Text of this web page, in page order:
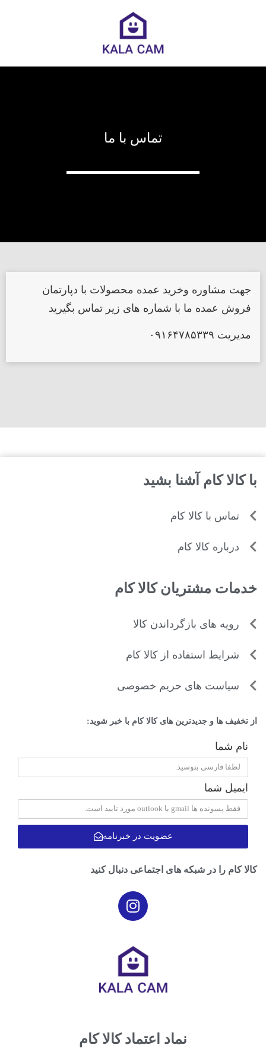
تماس با ما
جهت مشاوره وخرید عمده محصولات با دپارتمان
فروش عمده ما با شماره های زیر تماس بگیرید
مدیریت ۰۹۱۶۴۷۸۵۳۳۹
با کالا کام آشنا بشید
تماس با کالا کام
درباره کالا کام
خدمات مشتریان کالا کام
رویه های بازگرداندن کالا
شرایط استفاده از کالا کام
سیاست های حریم خصوصی
از تخفیف ها و جدیدترین های کالا کام با خبر شوید:
نام شما
ایمیل شما
عضویت در خبرنامه
کالا کام را در شبکه های اجتماعی دنبال کنید
نماد اعتماد کالا کام